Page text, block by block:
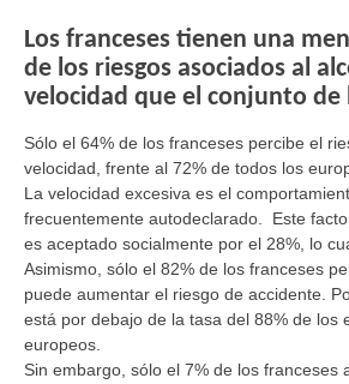
Los franceses tienen una
de los riesgos asociados al
velocidad que el conjunto de
Sólo el 64% de los franceses percibe el
velocidad, frente al 72% de todos los
La velocidad excesiva es el
frecuentemente autodeclarado. Este
es aceptado socialmente por el 28%, lo
Asimismo, sólo el 82% de los franceses
puede aumentar el riesgo de accidente.
está por debajo de la tasa del 88% de los
europeos.
Sin embargo, sólo el 7% de los franceses